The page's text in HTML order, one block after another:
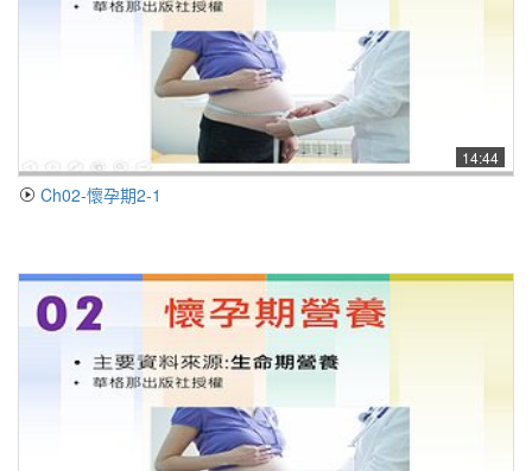
14:44
Ch02-懷孕期2-1